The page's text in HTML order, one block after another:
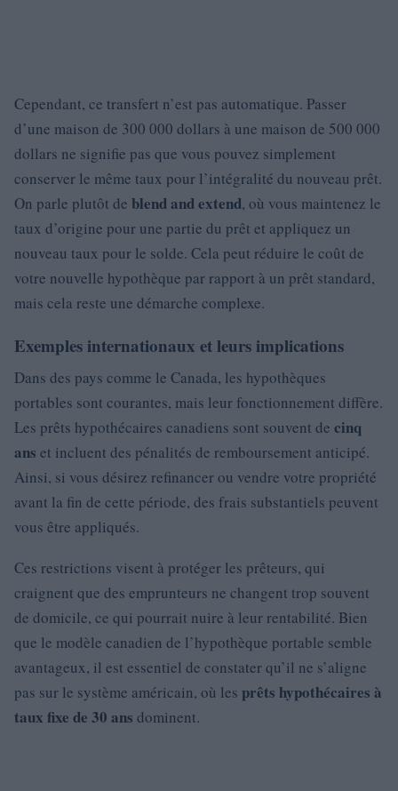
Cependant, ce transfert n’est pas automatique. Passer
d’une maison de 300 000 dollars à une maison de 500 000
dollars ne signifie pas que vous pouvez simplement
conserver le même taux pour l’intégralité du nouveau prêt.
On parle plutôt de blend and extend, où vous maintenez le
taux d’origine pour une partie du prêt et appliquez un
nouveau taux pour le solde. Cela peut réduire le coût de
votre nouvelle hypothèque par rapport à un prêt standard,
mais cela reste une démarche complexe.
Exemples internationaux et leurs implications
Dans des pays comme le Canada, les hypothèques
portables sont courantes, mais leur fonctionnement diffère.
Les prêts hypothécaires canadiens sont souvent de cinq
ans et incluent des pénalités de remboursement anticipé.
Ainsi, si vous désirez refinancer ou vendre votre propriété
avant la fin de cette période, des frais substantiels peuvent
vous être appliqués.
Ces restrictions visent à protéger les prêteurs, qui
craignent que des emprunteurs ne changent trop souvent
de domicile, ce qui pourrait nuire à leur rentabilité. Bien
que le modèle canadien de l’hypothèque portable semble
avantageux, il est essentiel de constater qu’il ne s’aligne
pas sur le système américain, où les prêts hypothécaires à
taux fixe de 30 ans dominent.